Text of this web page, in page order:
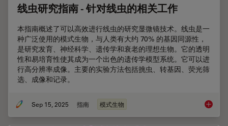
线虫研究指南 - 针对线虫的相关工作
本指南概述了可以高效进行线虫的研究显微镜技术。线虫是一
种广泛使用的模式生物，与人类有大约 70% 的基因同源性，
是研究发育、神经科学、遗传学和衰老的理想生物。它的透明
性和易培育性使其成为一个出色的遗传学模型系统。它可以进
行高分辨率成像。主要的实验方法包括挑虫、转基因、荧光筛
选、成像和记录。
Sep 15, 2025 指南 模式生物 线虫研